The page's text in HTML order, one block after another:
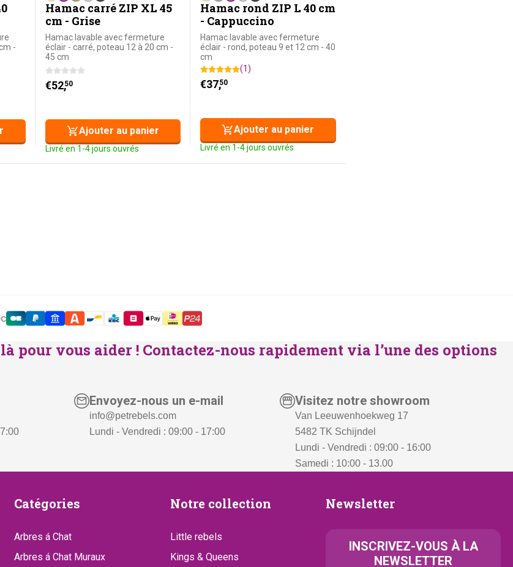
-
Hamac carré ZIP XL 45
cm - Grise
Hamac lavable avec fermeture
éclair - carré, poteau 12 à 20 cm -
45 cm
€52,50
Livré en 1-4 jours ouvrés
Ajouter au panier
Hamac rond ZIP L 40 cm
- Cappuccino
Hamac lavable avec fermeture
éclair - rond, poteau 9 et 12 cm - 40
cm
(1)
€37,50
Livré en 1-4 jours ouvrés
Ajouter au panier
pour vous aider ! Contactez-nous rapidement via l’une des options
Envoyez-nous un e-mail
info@petrebels.com
Lundi - Vendredi : 09:00 - 17:00
Visitez notre showroom
Van Leeuwenhoekweg 17
5482 TK Schijndel
Lundi - Vendredi : 09:00 - 16:00
Samedi : 10:00 - 13.00
Catégories
Catégories
Arbres á Chat
Arbres á Chat Muraux
Notre
collection
Notre collection
Little rebels
Kings & Queens
Newsletter
Newsletter
INSCRIVEZ-VOUS À LA
NEWSLETTER